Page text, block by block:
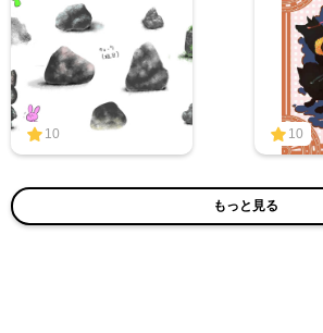
10 10
もっと見る